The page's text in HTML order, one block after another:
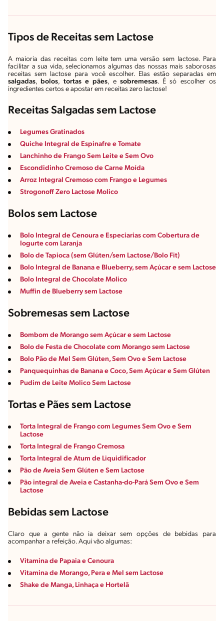
Tipos de Receitas sem Lactose
A maioria das receitas com leite tem uma versão sem lactose. Para
facilitar a sua vida, selecionamos algumas das nossas mais saborosas
receitas sem lactose para você escolher. Elas estão separadas em
salgadas, bolos, tortas e pães, e sobremesas. É só escolher os
ingredientes certos e apostar em receitas zero lactose!
Receitas Salgadas sem Lactose
Legumes Gratinados
Quiche Integral de Espinafre e Tomate
Lanchinho de Frango Sem Leite e Sem Ovo
Escondidinho Cremoso de Carne Moída
Arroz Integral Cremoso com Frango e Legumes
Strogonoff Zero Lactose Molico
Bolos sem Lactose
Bolo Integral de Cenoura e Especiarias com Cobertura de
Iogurte com Laranja
Bolo de Tapioca (sem Glúten/sem Lactose/Bolo Fit)
Bolo Integral de Banana e Blueberry, sem Açúcar e sem Lactose
Bolo Integral de Chocolate Molico
Muffin de Blueberry sem Lactose
Sobremesas sem Lactose
Bombom de Morango sem Açúcar e sem Lactose
Bolo de Festa de Chocolate com Morango sem Lactose
Bolo Pão de Mel Sem Glúten, Sem Ovo e Sem Lactose
Panquequinhas de Banana e Coco, Sem Açúcar e Sem Glúten
Pudim de Leite Molico Sem Lactose
Tortas e Pães sem Lactose
Torta Integral de Frango com Legumes Sem Ovo e Sem
Lactose
Torta Integral de Frango Cremosa
Torta Integral de Atum de Liquidificador
Pão de Aveia Sem Glúten e Sem Lactose
Pão integral de Aveia e Castanha-do-Pará Sem Ovo e Sem
Lactose
Bebidas sem Lactose
Claro que a gente não ia deixar sem opções de bebidas para
acompanhar a refeição. Aqui vão algumas:
Vitamina de Papaia e Cenoura
Vitamina de Morango, Pera e Mel sem Lactose
Shake de Manga, Linhaça e Hortelã